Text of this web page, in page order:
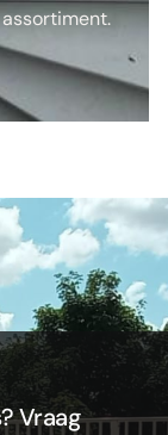
assortiment.
Vraag